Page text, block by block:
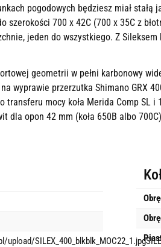
pogodowych będziesz miał
szerokości 700 x 42C (700 x 35C z
jeden do wszystkiego. Z
geometrii w pełni karbonowy
wyprawie przerzutka Shimano GRX
mocy koła Merida Comp SL
dla opon 42 mm (koła 650B albo 700C)